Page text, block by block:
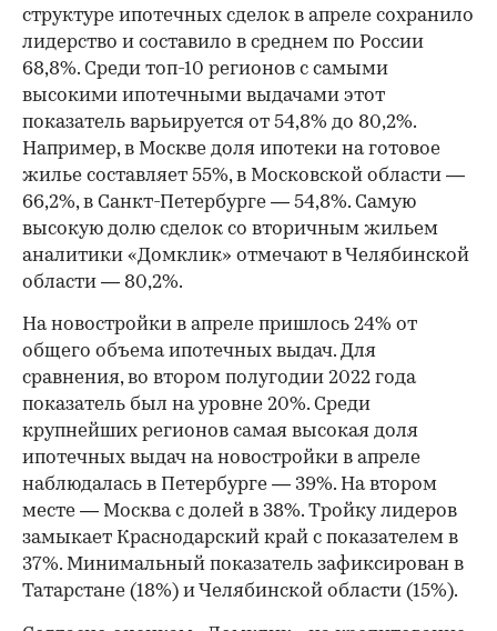
структуре ипотечных сделок в апреле сохранило
лидерство и составило в среднем по России
68,8%. Среди топ-10 регионов с самыми
высокими ипотечными выдачами этот
показатель варьируется от 54,8% до 80,2%.
Например, в Москве доля ипотеки на готовое
жилье составляет 55%, в Московской области —
66,2%, в Санкт-Петербурге — 54,8%. Самую
высокую долю сделок со вторичным жильем
аналитики «Домклик» отмечают в Челябинской
области — 80,2%.
На новостройки в апреле пришлось 24% от
общего объема ипотечных выдач. Для
сравнения, во втором полугодии 2022 года
показатель был на уровне 20%. Среди
крупнейших регионов самая высокая доля
ипотечных выдач на новостройки в апреле
наблюдалась в Петербурге — 39%. На втором
месте — Москва с долей в 38%. Тройку лидеров
замыкает Краснодарский край с показателем в
37%. Минимальный показатель зафиксирован в
Татарстане (18%) и Челябинской области (15%).